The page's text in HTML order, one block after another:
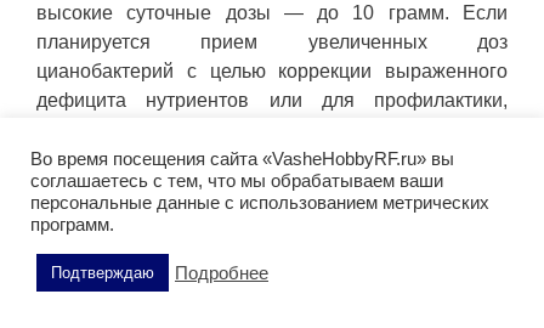
высокие суточные дозы — до 10 грамм. Если
планируется прием увеличенных доз
цианобактерий с целью коррекции выраженного
дефицита нутриентов или для профилактики,
постепенно увеличивая количество. Это позволяет
организму плавно адаптироваться к продукту.
Внимание:
использоваться для самодиагностики или
самолечения, и посещение этой страницы не
Во время посещения сайта «VasheHobbyRF.ru» вы
соглашаетесь с тем, что мы обрабатываем ваши
персональные данные с использованием метрических
программ.
Подтверждаю Подробнее